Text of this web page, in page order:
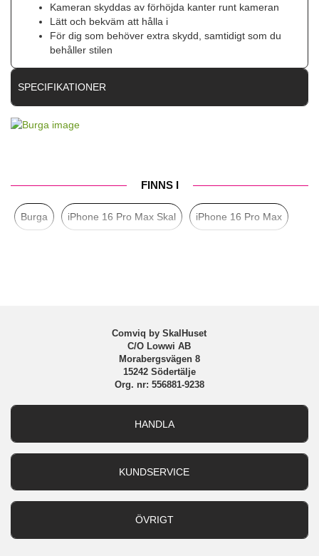
Kameran skyddas av förhöjda kanter runt kameran
Lätt och bekväm att hålla i
För dig som behöver extra skydd, samtidigt som du
behåller stilen
SPECIFIKATIONER
Färg Flerfärgad
FINNS I
Burga iPhone 16 Pro Max Skal iPhone 16 Pro Max
Comviq by SkalHuset
C/O Lowwi AB
Morabergsvägen 8
15242 Södertälje
Org. nr: 556881-9238
HANDLA
KUNDSERVICE
ÖVRIGT